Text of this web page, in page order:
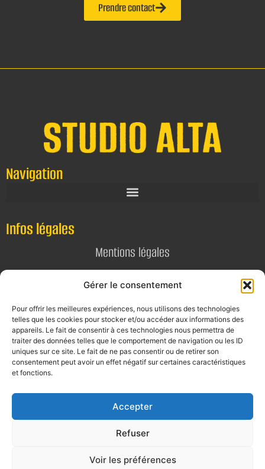
Gérer le consentement
Pour offrir les meilleures expériences, nous utilisons des technologies
telles que les cookies pour stocker et/ou accéder aux informations des
appareils. Le fait de consentir à ces technologies nous permettra de
traiter des données telles que le comportement de navigation ou les ID
uniques sur ce site. Le fait de ne pas consentir ou de retirer son
consentement peut avoir un effet négatif sur certaines caractéristiques
et fonctions.
Accepter
Refuser
Voir les préférences
Prendre contact
Navigation
Infos légales
Mentions légales
Politique de confidentialité
Contact
E-mail
contact@alta-studio.fr
0760115323